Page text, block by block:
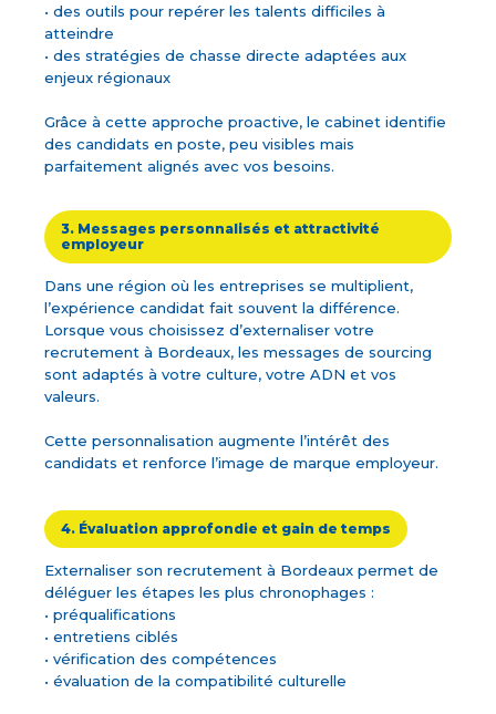
• des outils pour repérer les talents difficiles à
atteindre
• des stratégies de chasse directe adaptées aux
enjeux régionaux
Grâce à cette approche proactive, le cabinet identifie
des candidats en poste, peu visibles mais
parfaitement alignés avec vos besoins.
3. Messages personnalisés et attractivité
employeur
Dans une région où les entreprises se multiplient,
l’expérience candidat fait souvent la différence.
Lorsque vous choisissez d’externaliser votre
recrutement à Bordeaux, les messages de sourcing
sont adaptés à votre culture, votre ADN et vos
valeurs.
Cette personnalisation augmente l’intérêt des
candidats et renforce l’image de marque employeur.
4. Évaluation approfondie et gain de temps
Externaliser son recrutement à Bordeaux permet de
déléguer les étapes les plus chronophages :
• préqualifications
• entretiens ciblés
• vérification des compétences
• évaluation de la compatibilité culturelle